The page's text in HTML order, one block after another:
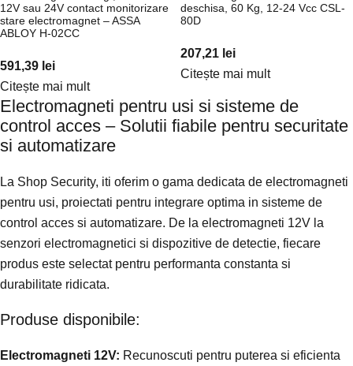
12V sau 24V contact monitorizare
stare electromagnet – ASSA
ABLOY H-02CC
591,39 lei
Citește mai mult
deschisa, 60 Kg, 12-24 Vcc CSL-
80D
207,21 lei
Citește mai mult
Electromagneti pentru usi si sisteme de
control acces – Solutii fiabile pentru securitate
si automatizare
La Shop Security, iti oferim o gama dedicata de electromagneti
pentru usi, proiectati pentru integrare optima in sisteme de
control acces si automatizare. De la electromagneti 12V la
senzori electromagnetici si dispozitive de detectie, fiecare
produs este selectat pentru performanta constanta si
durabilitate ridicata.
Produse disponibile:
Electromagneti 12V: Recunoscuti pentru puterea si eficienta